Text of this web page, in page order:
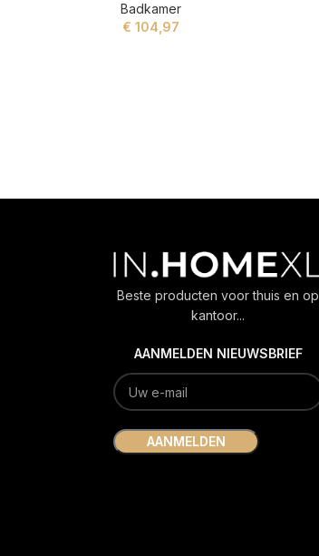
Badkamer
€ 104,97
Beste producten voor thuis en op
kantoor...
AANMELDEN NIEUWSBRIEF